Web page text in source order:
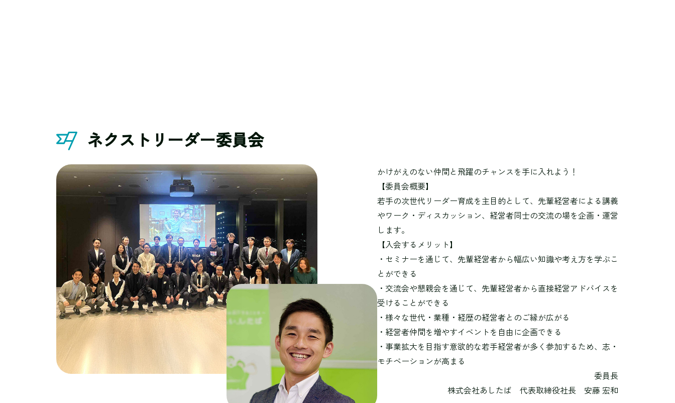
ネクストリーダー委員会
かけがえのない仲間と飛躍のチャンスを手に入れよう！
【委員会概要】
若手の次世代リーダー育成を主目的として、先輩経営者による講義
やワーク・ディスカッション、経営者同士の交流の場を企画・運営
します。
【入会するメリット】
・セミナーを通じて、先輩経営者から幅広い知識や考え方を学ぶこ
とができる
・交流会や懇親会を通じて、先輩経営者から直接経営アドバイスを
受けることができる
・様々な世代・業種・経歴の経営者とのご縁が広がる
・経営者仲間を増やすイベントを自由に企画できる
・事業拡大を目指す意欲的な若手経営者が多く参加するため、志・
モチベーションが高まる
委員長
株式会社あしたば
代表取締役社長 安藤 宏和